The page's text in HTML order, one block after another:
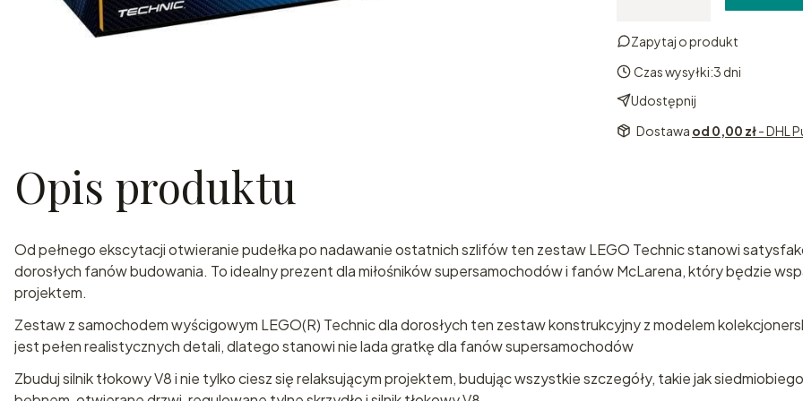
Zapytaj o produkt
Czas wysyłki:3 dni
Udostępnij
Dostawa od 0,00 zł- DHL
Opis produktu
Od pełnego ekscytacji otwieranie pudełka po nadawanie ostatnich szlifów ten zestaw LEGO Technic stanowi
dorosłych fanów budowania. To idealny prezent dla miłośników supersamochodów i fanów McLarena, który będzie
projektem.
Zestaw z samochodem wyścigowym LEGO(R) Technic dla dorosłych ten zestaw konstrukcyjny z modelem
jest pełen realistycznych detali, dlatego stanowi nie lada gratkę dla fanów supersamochodów
Zbuduj silnik tłokowy V8 i nie tylko ciesz się relaksującym projektem, budując wszystkie szczegóły, takie jak